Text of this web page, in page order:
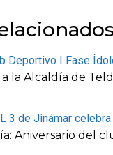
Deportivo I Fase
la Alcaldía de
3 de Jinámar
Aniversario del